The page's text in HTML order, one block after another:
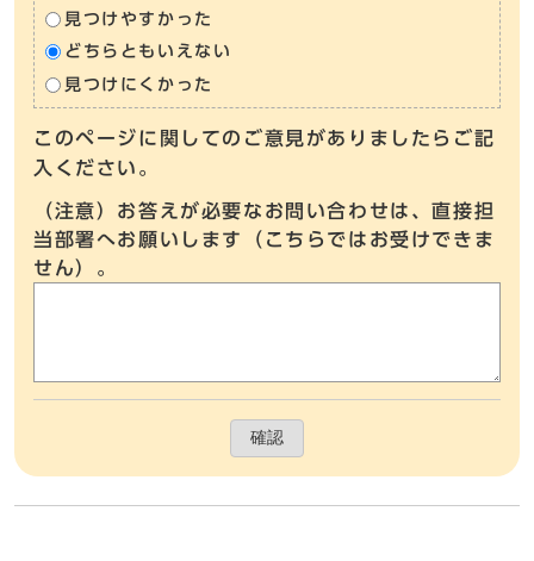
見つけやすかった
どちらともいえない
見つけにくかった
このページに関してのご意見がありましたらご記
入ください。
（注意）お答えが必要なお問い合わせは、直接担
当部署へお願いします（こちらではお受けできま
せん）。
確認